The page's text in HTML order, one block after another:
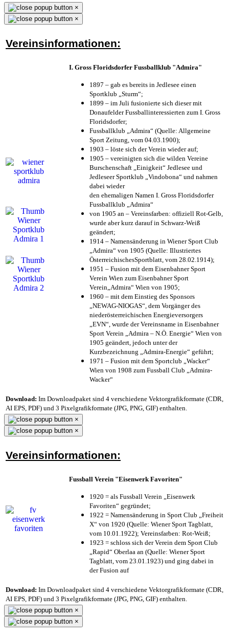
×
×
Vereinsinformationen:
I. Gross Floridsdorfer Fussballklub "Admira"
1897 – gab es bereits in Jedlesee einen
Sportklub „Sturm“;
1899 – im Juli fusionierte sich dieser mit
Donaufelder Fussballinteressierten zum I. Gross
Floridsdorfer;
Fussballklub „Admira“ (Quelle: Allgemeine
Sport Zeitung, vom 04.03.1900);
1903 – löste sich der Verein wieder auf;
1905 – vereinigten sich die wilden Vereine
Burschenschaft „Einigkeit“ Jedlesee und
Jedleseer Sportklub „Vindobona“ und nahmen
dabei wieder
den ehemaligen Namen I. Gross Floridsdorfer
Fussballklub „Admira“
von 1905 an – Vereinsfarben: offiziell Rot-Gelb,
wurde aber kurz darauf in Schwarz-Weiß
geändert;
1914 – Namensänderung in Wiener Sport Club
„Admira“ von 1905 (Quelle: Illustriertes
ÖsterreichischesSportblatt, vom 28.02.1914);
1951 – Fusion mit dem Eisenbahner Sport
Verein Wien zum Eisenbahner Sport
Verein„Admira“ Wien von 1905;
1960 – mit dem Einstieg des Sponsors
„NEWAG-NIOGAS“, dem Vorgänger des
niederösterreichischen Energieversorgers
„EVN“, wurde der Vereinsname in Eisenbahner
Sport Verein „Admira – N.Ö. Energie“ Wien von
1905 geändert, jedoch unter der
Kurzbezeichnung „Admira-Energie“ geführt;
1971 – Fusion mit dem Sportclub „Wacker“
Wien von 1908 zum Fussball Club „Admira-
Wacker“
Download: Im Downloadpaket sind 4 verschiedene Vektorgrafikformate (CDR,
AI EPS, PDF) und 3 Pixelgrafikformate (JPG, PNG, GIF) enthalten.
×
×
Vereinsinformationen:
Fussball Verein "Eisenwerk Favoriten"
1920 = als Fussball Verein „Eisenwerk
Favoriten“ gegründet;
1922 = Namensänderung in Sport Club „Freiheit
X“ von 1920 (Quelle: Wiener Sport Tagblatt,
vom 10.01.1922); Vereinsfarben: Rot-Weiß;
1923 = schloss sich der Verein dem Sport Club
„Rapid“ Oberlaa an (Quelle: Wiener Sport
Tagblatt, vom 23.01.1923) und ging dabei in
der Fusion auf
Download: Im Downloadpaket sind 4 verschiedene Vektorgrafikformate (CDR,
AI EPS, PDF) und 3 Pixelgrafikformate (JPG, PNG, GIF) enthalten.
×
×